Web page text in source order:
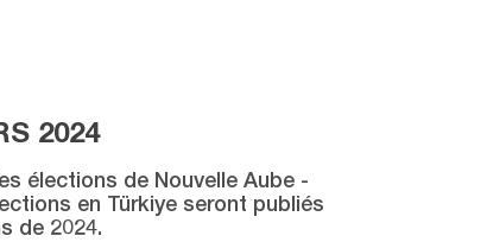
2024
élections de Nouvelle Aube -
en Türkiye seront publiés
de 2024.